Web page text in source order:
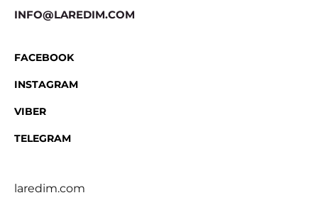
INFO@LAREDIM.COM
FACEBOOK
INSTAGRAM
VIBER
TELEGRAM
laredim.com